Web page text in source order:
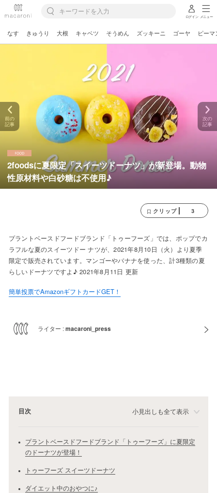
ログイン メニュー
なす きゅうり 大根 キャベツ そうめん ズッキーニ ゴーヤ ピーマ
2foodsに夏限定「スイーツドーナツ」が新登場。動物
性原材料や白砂糖は不使用♪
前の
記事
次の
記事
クリップ 3
プラントベースドフードブランド「トゥーフーズ」では、ポップでカ
ラフルな夏のスイーツドー ナツが、2021年8月10日（火）より夏季
限定で販売されています。マンゴーやバナナを使った、計3種類の夏
らしいドーナツですよ♪ 2021年8月11日 更新
簡単投票でAmazonギフトカードGET！
ライター :macaroni_press
目次 小見出しも全て表示
プラントベースドフードブランド「トゥーフーズ」に夏限定
のドーナツが登場！
トゥーフーズ スイーツドーナツ
ダイエット中のおやつに♪